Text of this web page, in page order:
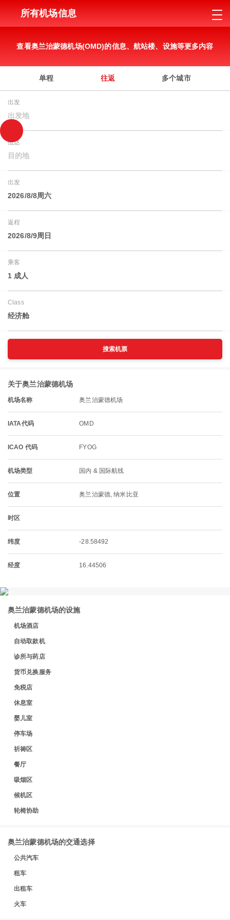
所有机场信息
查看奥兰治蒙德机场(OMD)的信息、航站楼、设施等更多内容
单程 往返 多个城市
出发
出发地
抵达
目的地
出发
2026/8/8周六
返程
2026/8/9周日
乘客
1 成人
Class
经济舱
搜索机票
关于奥兰治蒙德机场
机场名称 奥兰治蒙德机场
IATA代码 OMD
ICAO 代码 FYOG
机场类型 国内 & 国际航线
位置 奥兰治蒙德, 纳米比亚
时区
纬度 -28.58492
经度 16.44506
奥兰治蒙德机场的设施
机场酒店
自动取款机
诊所与药店
货币兑换服务
免税店
休息室
婴儿室
停车场
祈祷区
餐厅
吸烟区
候机区
轮椅协助
奥兰治蒙德机场的交通选择
公共汽车
租车
出租车
火车